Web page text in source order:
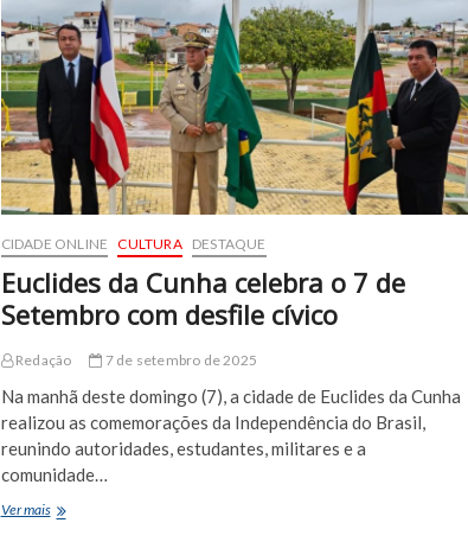
na
Maratona
Monumental
em
Brasília
CIDADE ONLINE CULTURA DESTAQUE
Euclides da Cunha celebra o 7 de
Setembro com desfile cívico
Redação 7 de setembro de 2025
Na manhã deste domingo (7), a cidade de Euclides da Cunha
realizou as comemorações da Independência do Brasil,
reunindo autoridades, estudantes, militares e a
comunidade…
Ver maisEuclides